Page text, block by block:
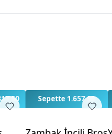
İlk yorumu siz yapın!
Sepette 1.657,50